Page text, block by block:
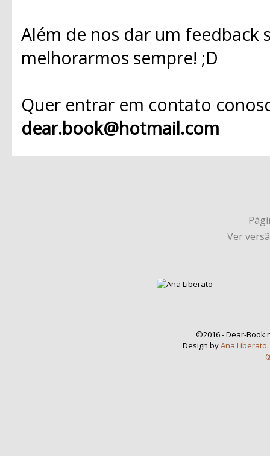
Além de nos dar um
melhorarmos sempre! ;D
Quer entrar em contato
dear.book@hotmail.com
Ver
©2016 - Dear-
Design byAna Liberato